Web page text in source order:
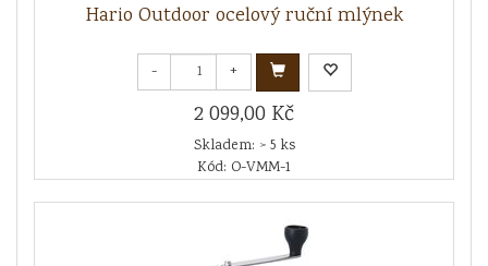
Hario Outdoor ocelový ruční mlýnek
- +
2 099,00 Kč
Skladem: > 5 ks
Kód: O-VMM-1